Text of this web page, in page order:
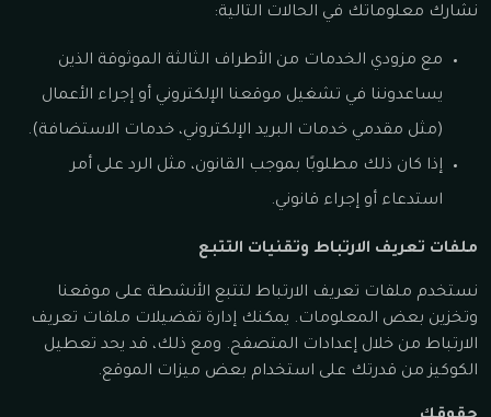
نشارك معلوماتك في الحالات التالية:
مع مزودي الخدمات من الأطراف الثالثة الموثوقة الذين
يساعدوننا في تشغيل موقعنا الإلكتروني أو إجراء الأعمال
(مثل مقدمي خدمات البريد الإلكتروني، خدمات الاستضافة).
إذا كان ذلك مطلوبًا بموجب القانون، مثل الرد على أمر
استدعاء أو إجراء قانوني.
ملفات تعريف الارتباط وتقنيات التتبع
نستخدم ملفات تعريف الارتباط لتتبع الأنشطة على موقعنا
وتخزين بعض المعلومات. يمكنك إدارة تفضيلات ملفات تعريف
الارتباط من خلال إعدادات المتصفح. ومع ذلك، قد يحد تعطيل
الكوكيز من قدرتك على استخدام بعض ميزات الموقع.